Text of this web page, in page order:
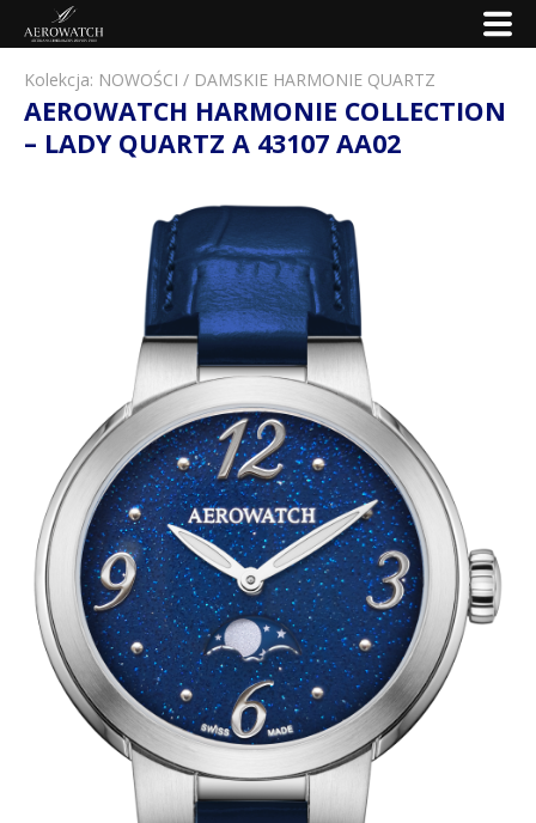
Kolekcja: NOWOŚCI / DAMSKIE HARMONIE QUARTZ
AEROWATCH HARMONIE COLLECTION
– LADY QUARTZ A 43107 AA02